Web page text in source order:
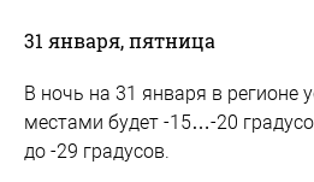
31 января, пятница
В ночь на 31 января в регионе
местами будет -15…-20
до -29 градусов.